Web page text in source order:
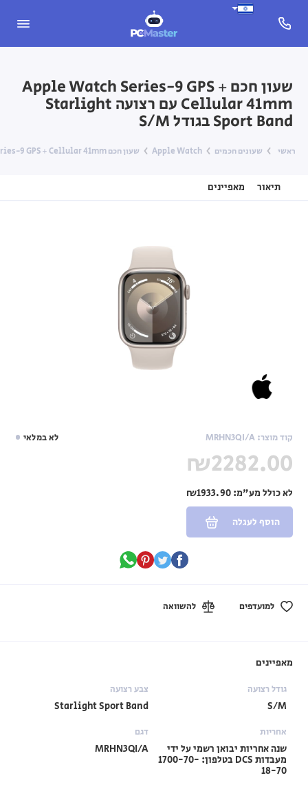
שעון חכם Apple Watch Series-9 GPS +
Cellular 41mm עם רצועה Starlight
Sport Band בגודל S/M
ראשי שעונים חכמים Apple Watch שעון חכם Apple Watch Series-9 GPS + Cellular 41mm עם רצועה Starlight Sport Band בגודל S/M
תיאור מאפיינים
לא במלאי קוד מוצר: MRHN3QI/A
₪2282.00
לא כולל מע"מ:₪1933.90
הוסף לעגלה
למועדפים להשוואה
מאפיינים
גודל רצועה
S/M
צבע רצועה
Starlight Sport Band
אחריות
שנה אחריות יבואן רשמי על ידי
מעבדות DCS בטלפון: 1700-70-
18-70
דגם
MRHN3QI/A